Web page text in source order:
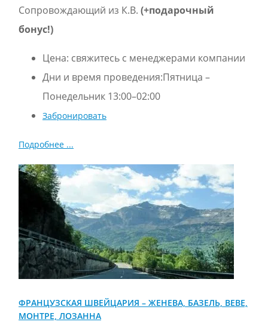
Сопровождающий из К.В. (+подарочный
бонус!)
Цена: свяжитесь с менеджерами компании
Дни и время проведения:Пятница –
Понедельник 13:00–02:00
Забронировать
Подробнее ...
ФРАНЦУЗСКАЯ ШВЕЙЦАРИЯ – ЖЕНЕВА, БАЗЕЛЬ, BЕВЕ,
МОНТРЕ, ЛОЗАННА